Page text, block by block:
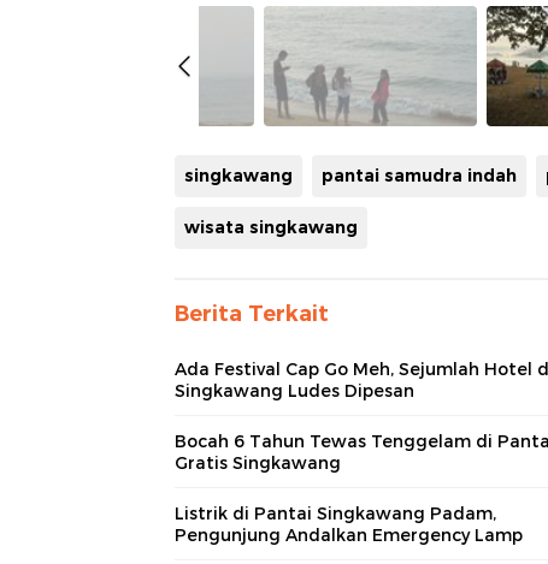
singkawang pantai samudra indah
wisata singkawang
Berita Terkait
Ada Festival Cap Go Meh, Sejumlah Hotel
Singkawang Ludes Dipesan
Bocah 6 Tahun Tewas Tenggelam di
Gratis Singkawang
Listrik di Pantai Singkawang Padam,
Pengunjung Andalkan Emergency Lamp